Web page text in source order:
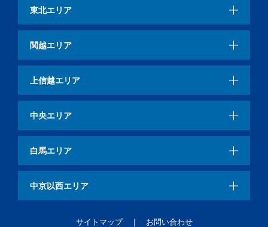
東北エリア
関越エリア
上信越エリア
中央エリア
白馬エリア
中京以西エリア
サイトマップ お問い合わせ